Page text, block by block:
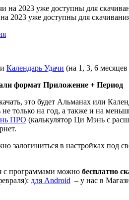
2023 уже доступны для
и Календарь Удачи (на 1, 3, 6
формат Приложение + Период
это будет Альманах или
только на год, а также и на
ПРО (калькулятор Ци Мэнь с
залогиниться в настройках
с программами можно бесплатно
для Android – у нас в